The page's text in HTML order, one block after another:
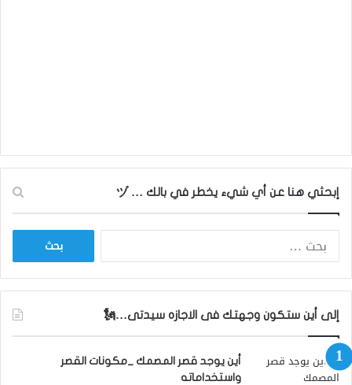
إبحثي هنا عن أي شيء يخطر في بالك … ヅ
ح
ن
:
إلى أين ستكون وجهتك فى الاجازه سيدتى…🗽
أين يوجد قصر المصمك _مكونات القصر
واستخداماته